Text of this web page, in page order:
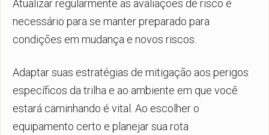
Atualizar regularmente as avaliações de risco é
necessário para se manter preparado para
condições em mudança e novos riscos.
Adaptar suas estratégias de mitigação aos perigos
específicos da trilha e ao ambiente em que você
estará caminhando é vital. Ao escolher o
equipamento certo e planejar sua rota